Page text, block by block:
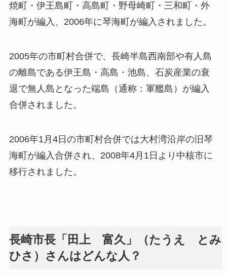
焼町・伊王島町・高島町・野母崎町・三和町・外
海町が編入、2006年に琴海町が編入されました。
2005年の市町村合併で、長崎半島西南部や有人島
の離島である伊王島・高島・池島、石炭産業の衰
退で無人島となった端島（通称：軍艦島）が編入
合併されました。
2006年1月4日の市町村合併では大村湾沿岸の旧琴
海町が編入合併され、2008年4月1日より中核市に
移行されました。
長崎市長「田上 富久」（たうえ とみ
ひさ）さんはどんな人？